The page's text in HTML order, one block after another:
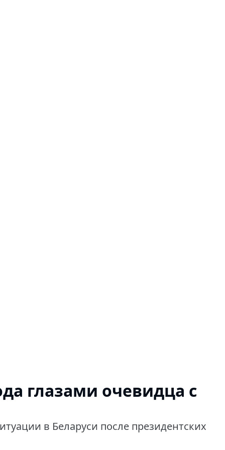
глазами очевидца с
в Беларуси после президентских